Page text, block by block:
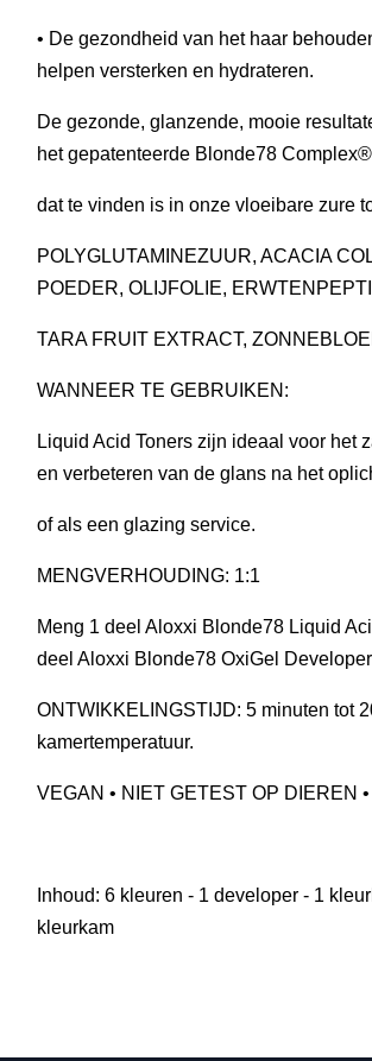
• De gezondheid van het haar
helpen versterken en hydrateren.
De gezonde, glanzende, mooie
het gepatenteerde Blonde78 Complex®
dat te vinden is in onze vloeibare zure
POLYGLUTAMINEZUUR, ACACIA
POEDER, OLIJFOLIE,
TARA FRUIT EXTRACT,
WANNEER TE GEBRUIKEN:
Liquid Acid Toners zijn ideaal voor het
en verbeteren van de glans na het
of als een glazing service.
MENGVERHOUDING: 1:1
Meng 1 deel Aloxxi Blonde78 Liquid
deel Aloxxi Blonde78 OxiGel
ONTWIKKELINGSTIJD: 5 minuten tot
kamertemperatuur.
VEGAN • NIET GETEST OP DIEREN
Inhoud: 6 kleuren - 1 developer - 1
kleurkam